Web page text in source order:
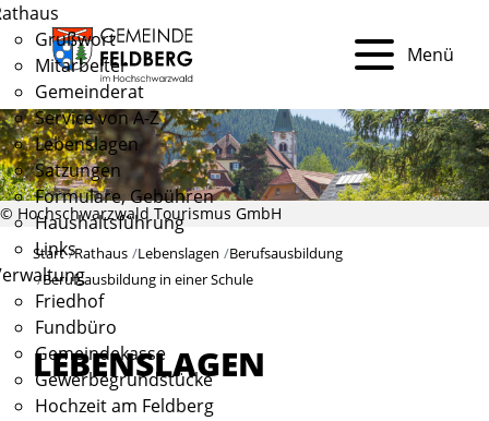
Grußwort
Mitarbeiter
Gemeinderat
Service von A-Z
Lebenslagen
Satzungen
Formulare, Gebühren
Haushaltsführung
Links
Friedhof
Fundbüro
Gemeindekasse
Gewerbegrundstücke
Hochzeit am Feldberg
Menü
© Hochschwarzwald Tourismus GmbH
Start Rathaus Lebenslagen
Berufsausbildung
Berufsausbildung in einer Schule
LEBENSLAGEN